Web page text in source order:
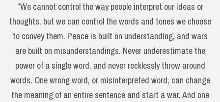
“We cannot control the way people interpret our ideas or
thoughts, but we can control the words and tones we choose
to convey them. Peace is built on understanding, and wars
are built on misunderstandings. Never underestimate the
power of a single word, and never recklessly throw around
words. One wrong word, or misinterpreted word, can change
the meaning of an entire sentence and start a war. And one